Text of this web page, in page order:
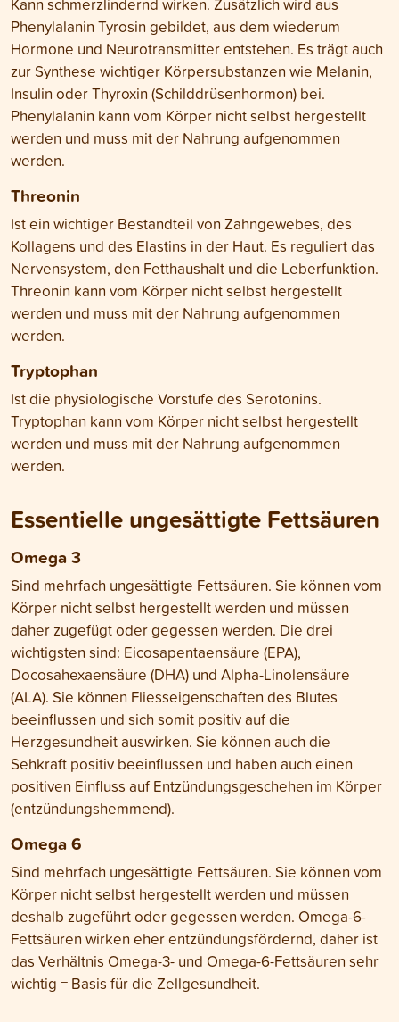
Phenylalanin Tyrosin gebildet, aus dem wiederum
Hormone und Neurotransmitter entstehen. Es trägt auch
zur Synthese wichtiger Körpersubstanzen wie Melanin,
Insulin oder Thyroxin (Schilddrüsenhormon) bei.
Phenylalanin kann vom Körper nicht selbst hergestellt
werden und muss mit der Nahrung aufgenommen
werden.
Threonin
Ist ein wichtiger Bestandteil von Zahngewebes, des
Kollagens und des Elastins in der Haut. Es reguliert das
Nervensystem, den Fetthaushalt und die Leberfunktion.
Threonin kann vom Körper nicht selbst hergestellt
werden und muss mit der Nahrung aufgenommen
werden.
Tryptophan
Ist die physiologische Vorstufe des Serotonins.
Tryptophan kann vom Körper nicht selbst hergestellt
werden und muss mit der Nahrung aufgenommen
werden.
Essentielle ungesättigte Fettsäuren
Omega 3
Sind mehrfach ungesättigte Fettsäuren. Sie können vom
Körper nicht selbst hergestellt werden und müssen
daher zugefügt oder gegessen werden. Die drei
wichtigsten sind: Eicosapentaensäure (EPA),
Docosahexaensäure (DHA) und Alpha-Linolensäure
(ALA). Sie können Fliesseigenschaften des Blutes
beeinflussen und sich somit positiv auf die
Herzgesundheit auswirken. Sie können auch die
Sehkraft positiv beeinflussen und haben auch einen
positiven Einfluss auf Entzündungsgeschehen im Körper
(entzündungshemmend).
Omega 6
Sind mehrfach ungesättigte Fettsäuren. Sie können vom
Körper nicht selbst hergestellt werden und müssen
deshalb zugeführt oder gegessen werden. Omega-6-
Fettsäuren wirken eher entzündungsfördernd, daher ist
das Verhältnis Omega-3- und Omega-6-Fettsäuren sehr
wichtig = Basis für die Zellgesundheit.